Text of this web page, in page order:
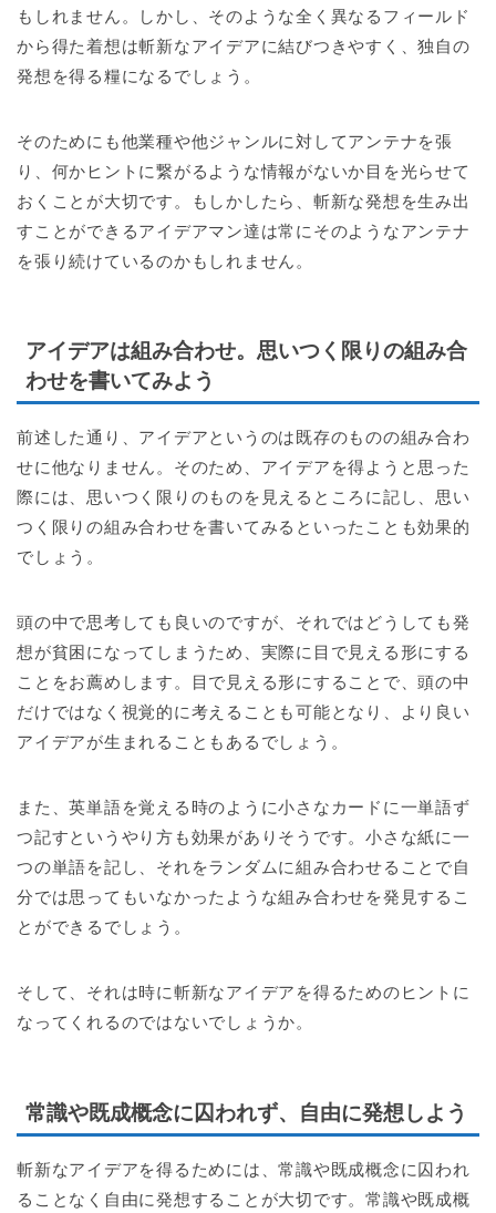
もしれません。しかし、そのような全く異なるフィールド
から得た着想は斬新なアイデアに結びつきやすく、独自の
発想を得る糧になるでしょう。
そのためにも他業種や他ジャンルに対してアンテナを張
り、何かヒントに繋がるような情報がないか目を光らせて
おくことが大切です。もしかしたら、斬新な発想を生み出
すことができるアイデアマン達は常にそのようなアンテナ
を張り続けているのかもしれません。
アイデアは組み合わせ。思いつく限りの組み合
わせを書いてみよう
前述した通り、アイデアというのは既存のものの組み合わ
せに他なりません。そのため、アイデアを得ようと思った
際には、思いつく限りのものを見えるところに記し、思い
つく限りの組み合わせを書いてみるといったことも効果的
でしょう。
頭の中で思考しても良いのですが、それではどうしても発
想が貧困になってしまうため、実際に目で見える形にする
ことをお薦めします。目で見える形にすることで、頭の中
だけではなく視覚的に考えることも可能となり、より良い
アイデアが生まれることもあるでしょう。
また、英単語を覚える時のように小さなカードに一単語ず
つ記すというやり方も効果がありそうです。小さな紙に一
つの単語を記し、それをランダムに組み合わせることで自
分では思ってもいなかったような組み合わせを発見するこ
とができるでしょう。
そして、それは時に斬新なアイデアを得るためのヒントに
なってくれるのではないでしょうか。
常識や既成概念に囚われず、自由に発想しよう
斬新なアイデアを得るためには、常識や既成概念に囚われ
ることなく自由に発想することが大切です。常識や既成概